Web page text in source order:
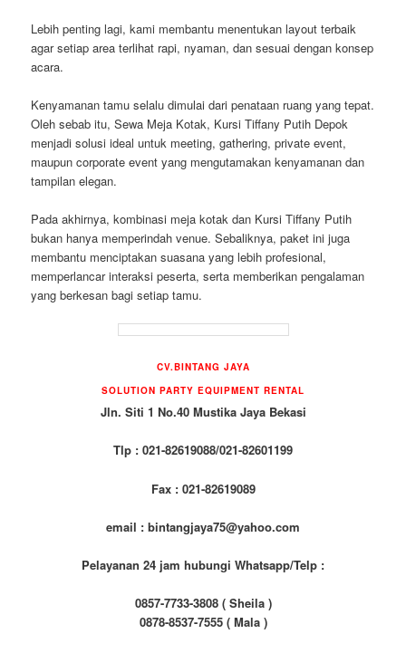
Lebih penting lagi, kami membantu menentukan layout terbaik
agar setiap area terlihat rapi, nyaman, dan sesuai dengan konsep
acara.
Kenyamanan tamu selalu dimulai dari penataan ruang yang tepat.
Oleh sebab itu, Sewa Meja Kotak, Kursi Tiffany Putih Depok
menjadi solusi ideal untuk meeting, gathering, private event,
maupun corporate event yang mengutamakan kenyamanan dan
tampilan elegan.
Pada akhirnya, kombinasi meja kotak dan Kursi Tiffany Putih
bukan hanya memperindah venue. Sebaliknya, paket ini juga
membantu menciptakan suasana yang lebih profesional,
memperlancar interaksi peserta, serta memberikan pengalaman
yang berkesan bagi setiap tamu.
CV.BINTANG JAYA
SOLUTION PARTY EQUIPMENT RENTAL
Jln. Siti 1 No.40 Mustika Jaya Bekasi
Tlp : 021-82619088/021-82601199
Fax : 021-82619089
email : bintangjaya75@yahoo.com
Pelayanan 24 jam hubungi Whatsapp/Telp :
0857-7733-3808 ( Sheila )
0878-8537-7555 ( Mala )